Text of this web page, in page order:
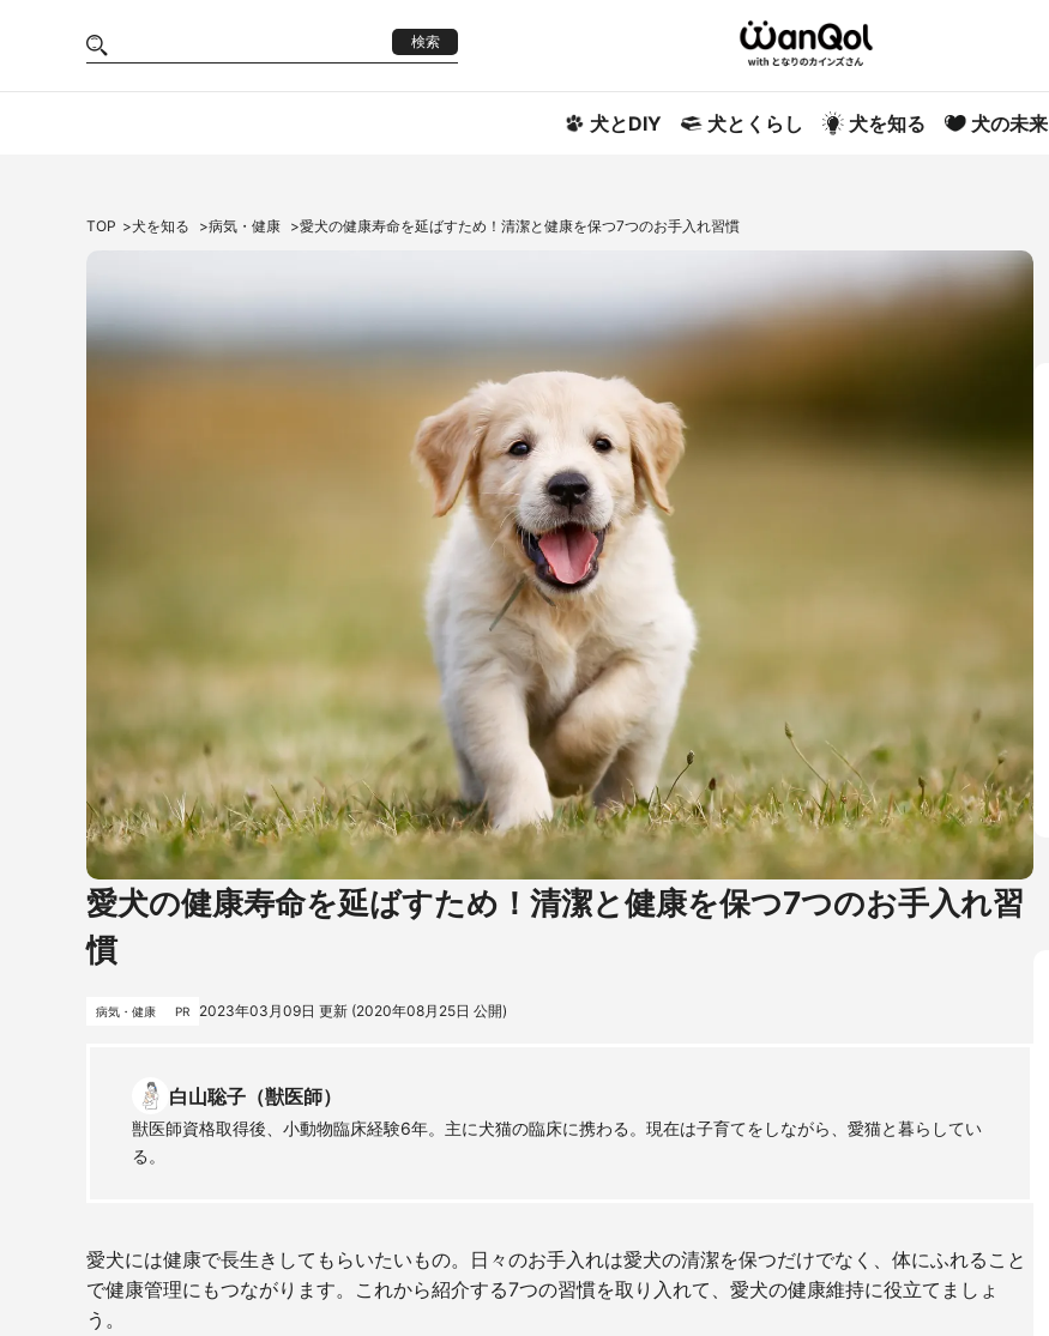
検索
犬とDIY 犬とくらし 犬を知る 犬の未来
TOP 犬を知る 病気・健康 愛犬の健康寿命を延ばすため！清潔と健康を保つ7つのお手入れ習慣
愛犬の健康寿命を延ばすため！清潔と健康を保つ7つのお手入れ習
慣
病気・健康 PR 2023年03月09日 更新 (2020年08月25日 公開)
白山聡子（獣医師）
獣医師資格取得後、小動物臨床経験6年。主に犬猫の臨床に携わる。現在は子育てをしながら、愛猫と暮らしてい
る。
愛犬には健康で長生きしてもらいたいもの。日々のお手入れは愛犬の清潔を保つだけでなく、体にふれること
で健康管理にもつながります。これから紹介する7つの習慣を取り入れて、愛犬の健康維持に役立てましょ
う。